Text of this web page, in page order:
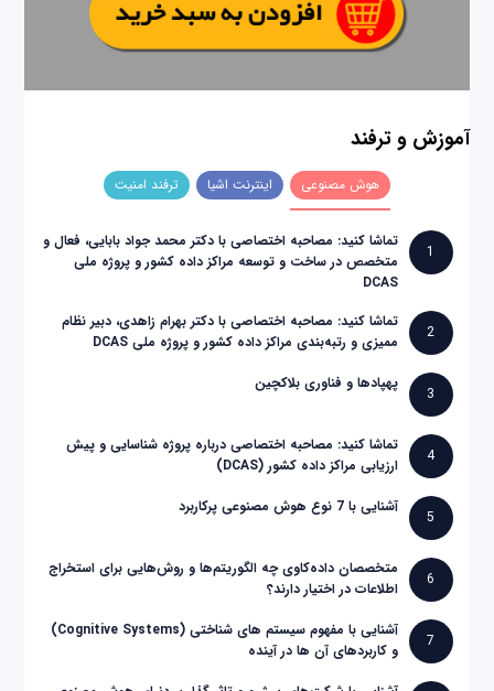
آموزش و ترفند
هوش مصنوعی اینترنت اشیا ترفند امنیت
1
تماشا کنید: مصاحبه اختصاصی با دکتر محمد جواد بابایی، فعال و
متخصص در ساخت و توسعه مراکز داده کشور و پروژه ملی
DCAS
2
تماشا کنید: مصاحبه اختصاصی با دکتر بهرام زاهدی، دبیر نظام
ممیزی و رتبه‌بندی مراکز داده کشور و پروژه ملی DCAS
3
پهپادها و فناوری بلاکچین
4
تماشا کنید: مصاحبه اختصاصی درباره پروژه شناسایی و پیش
ارزیابی مراکز داده کشور (DCAS)
5
آشنایی با 7 نوع هوش مصنوعی پرکاربرد
6
متخصصان داده‌کاوی چه الگوریتم‌ها و روش‌هایی برای استخراج
اطلاعات در اختیار دارند؟
7
آشنایی با مفهوم سیستم های شناختی (Cognitive Systems)
و کاربردهای آن ها در آینده